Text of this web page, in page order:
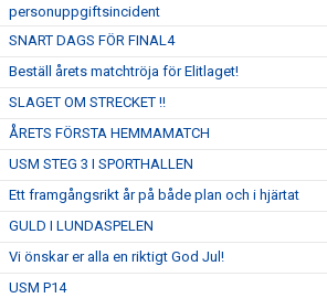
personuppgiftsincident
SNART DAGS FÖR FINAL4
Beställ årets matchtröja för Elitlaget!
SLAGET OM STRECKET !!
ÅRETS FÖRSTA HEMMAMATCH
USM STEG 3 I SPORTHALLEN
Ett framgångsrikt år på både plan och i hjärtat
GULD I LUNDASPELEN
Vi önskar er alla en riktigt God Jul!
USM P14